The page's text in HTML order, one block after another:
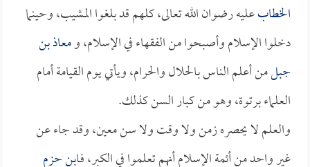
الخطابعليه رضوان الله تعالى، كلهم قد بلغوا المشيب، وحينما
دخلوا الإسلام وأصبحوا من الفقهاء في الإسلام، ومعاذ بن
جبلمن أعلم الناس بالحلال والحرام، ويأتي يوم القيامة أمام
العلماء برتوة، وهو من كبار السن كذلك.
والعلم لا يحصره زمن ولا وقت ولا سن معين، وقد جاء عن
غير واحد من أئمة الإسلام أنهم تعلموا في الكبر، فـابن حزم